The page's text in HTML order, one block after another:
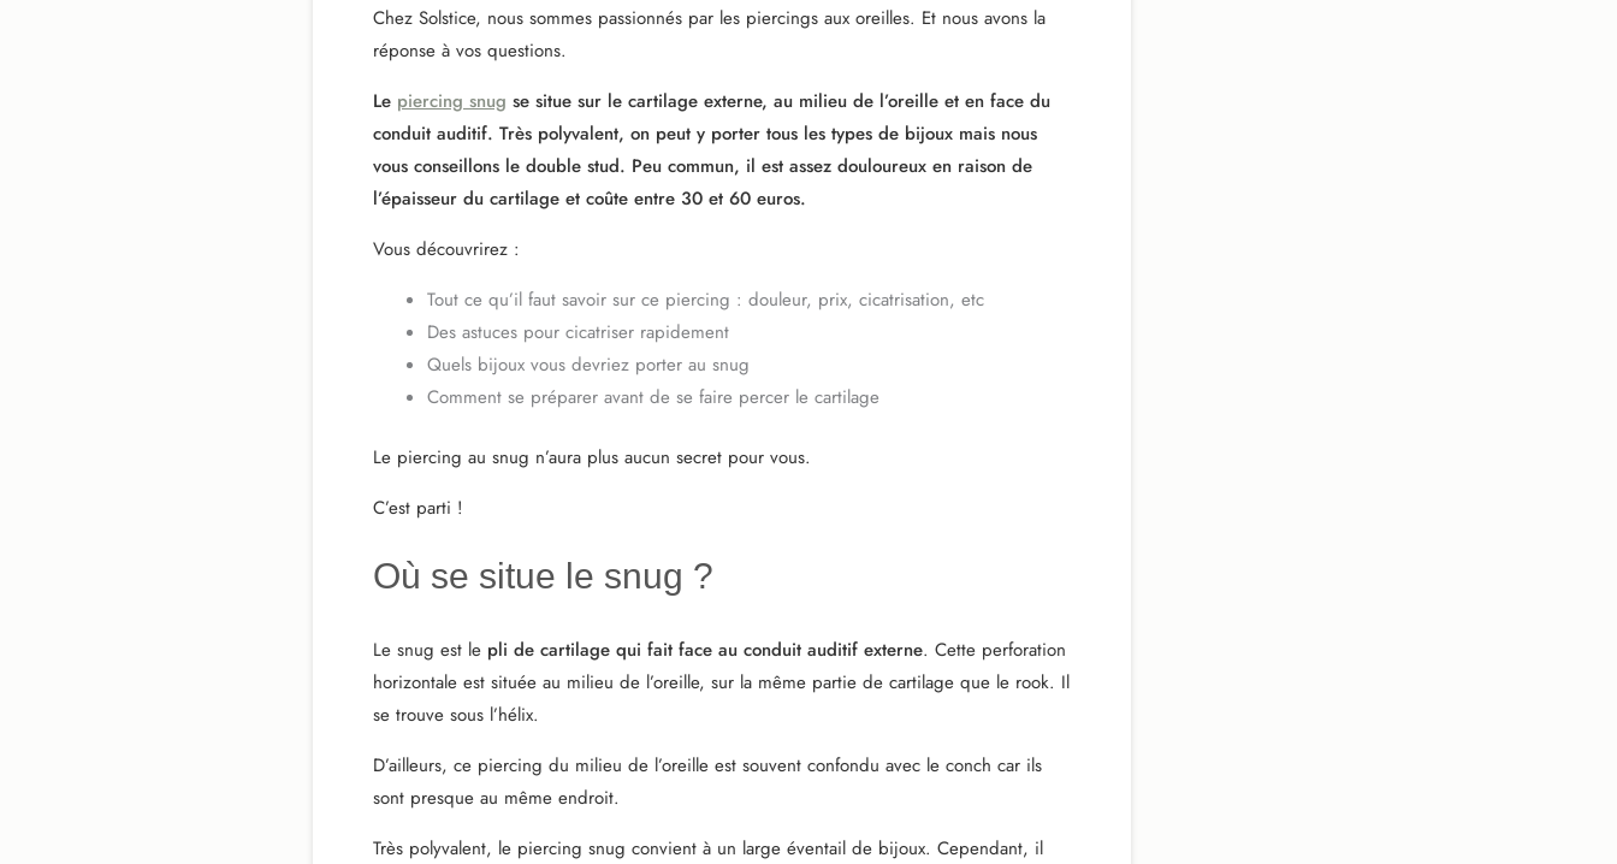
Chez Solstice, nous sommes passionnés par les piercings aux oreilles. Et nous avons la
réponse à vos questions.
Le piercing snug se situe sur le cartilage externe, au milieu de l’oreille et en face du
conduit auditif. Très polyvalent, on peut y porter tous les types de bijoux mais nous
vous conseillons le double stud. Peu commun, il est assez douloureux en raison de
l’épaisseur du cartilage et coûte entre 30 et 60 euros.
Vous découvrirez :
Tout ce qu’il faut savoir sur ce piercing : douleur, prix, cicatrisation, etc
Des astuces pour cicatriser rapidement
Quels bijoux vous devriez porter au snug
Comment se préparer avant de se faire percer le cartilage
Le piercing au snug n’aura plus aucun secret pour vous.
C’est parti !
Où se situe le snug ?
Le snug est le pli de cartilage qui fait face au conduit auditif externe. Cette perforation
horizontale est située au milieu de l’oreille, sur la même partie de cartilage que le rook. Il
se trouve sous l’hélix.
D’ailleurs, ce piercing du milieu de l’oreille est souvent confondu avec le conch car ils
sont presque au même endroit.
Très polyvalent, le piercing snug convient à un large éventail de bijoux. Cependant, il